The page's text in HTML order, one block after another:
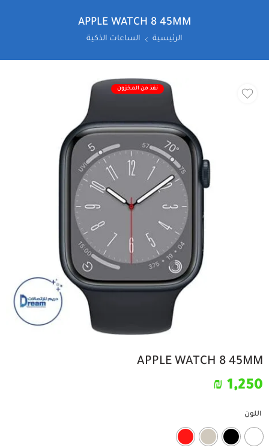
APPLE WATCH 8 45MM
الرئيسية الساعات الذكية
نفذ من المخزون
APPLE WATCH 8 45MM
1,250
₪
اللون